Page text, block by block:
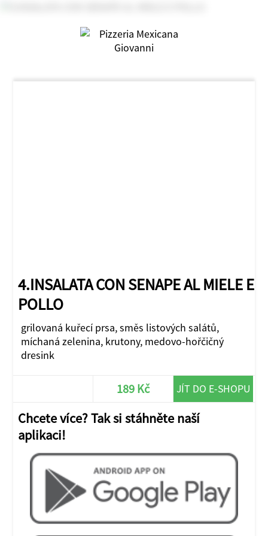
4.INSALATA CON SENAPE AL MIELE E
POLLO
grilovaná kuřecí prsa, směs listových salátů,
míchaná zelenina, krutony, medovo-hořčičný
dresink
189 Kč JÍT DO E-SHOPU
Chcete více? Tak si stáhněte naší
aplikaci!